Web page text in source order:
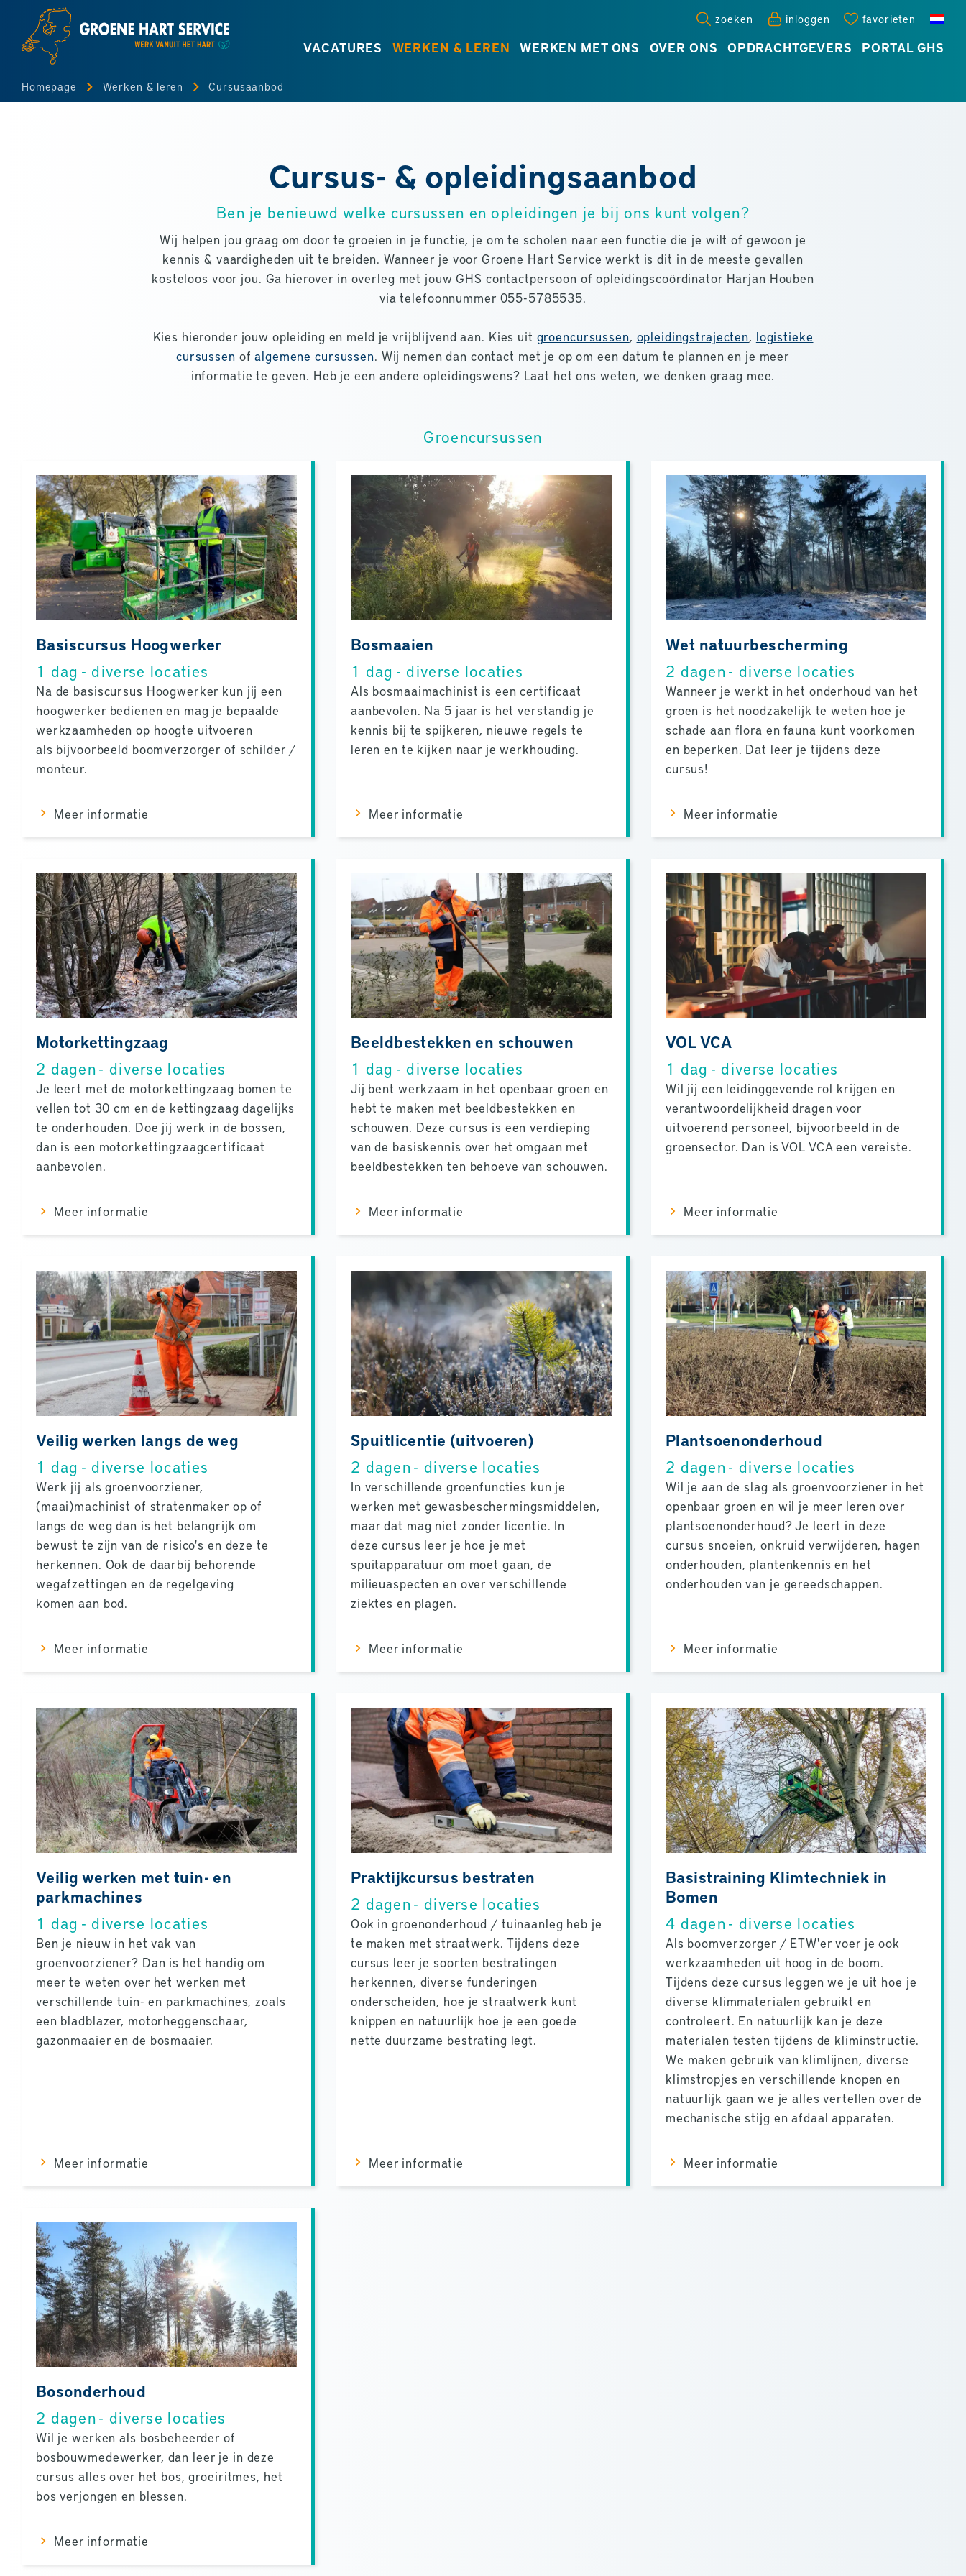
zoeken inloggen favorieten
VACATURES WERKEN & LEREN WERKEN MET ONS OVER ONS OPDRACHTGEVERS PORTAL GHS
Homepage Werken & leren Cursusaanbod
Cursus- & opleidingsaanbod
Ben je benieuwd welke cursussen en opleidingen je bij ons kunt volgen?
Wij helpen jou graag om door te groeien in je functie, je om te scholen naar een functie die je wilt of gewoon je
kennis & vaardigheden uit te breiden. Wanneer je voor Groene Hart Service werkt is dit in de meeste gevallen
kosteloos voor jou. Ga hierover in overleg met jouw GHS contactpersoon of opleidingscoördinator Harjan Houben
via telefoonnummer 055-5785535.
Kies hieronder jouw opleiding en meld je vrijblijvend aan. Kies uit groencursussen, opleidingstrajecten, logistieke
cursussen ofalgemene cursussen. Wij nemen dan contact met je op om een datum te plannen en je meer
informatie te geven. Heb je een andere opleidingswens? Laat het ons weten, we denken graag mee.
Groencursussen
Basiscursus Hoogwerker
1 dag - diverse locaties
Na de basiscursus Hoogwerker kun jij een
hoogwerker bedienen en mag je bepaalde
werkzaamheden op hoogte uitvoeren
als bijvoorbeeld boomverzorger of schilder /
monteur.
Meer informatie
Bosmaaien
1 dag - diverse locaties
Als bosmaaimachinist is een certificaat
aanbevolen. Na 5 jaar is het verstandig je
kennis bij te spijkeren, nieuwe regels te
leren en te kijken naar je werkhouding.
Meer informatie
Wet natuurbescherming
2 dagen - diverse locaties
Wanneer je werkt in het onderhoud van het
groen is het noodzakelijk te weten hoe je
schade aan flora en fauna kunt voorkomen
en beperken. Dat leer je tijdens deze
cursus!
Meer informatie
Motorkettingzaag
2 dagen - diverse locaties
Je leert met de motorkettingzaag bomen te
vellen tot 30 cm en de kettingzaag dagelijks
te onderhouden. Doe jij werk in de bossen,
dan is een motorkettingzaagcertificaat
aanbevolen.
Meer informatie
Beeldbestekken en schouwen
1 dag - diverse locaties
Jij bent werkzaam in het openbaar groen en
hebt te maken met beeldbestekken en
schouwen. Deze cursus is een verdieping
van de basiskennis over het omgaan met
beeldbestekken ten behoeve van schouwen.
Meer informatie
VOL VCA
1 dag - diverse locaties
Wil jij een leidinggevende rol krijgen en
verantwoordelijkheid dragen voor
uitvoerend personeel, bijvoorbeeld in de
groensector. Dan is VOL VCA een vereiste.
Meer informatie
Veilig werken langs de weg
1 dag - diverse locaties
Werk jij als groenvoorziener,
(maai)machinist of stratenmaker op of
langs de weg dan is het belangrijk om
bewust te zijn van de risico's en deze te
herkennen. Ook de daarbij behorende
wegafzettingen en de regelgeving
komen aan bod.
Meer informatie
Spuitlicentie (uitvoeren)
2 dagen - diverse locaties
In verschillende groenfuncties kun je
werken met gewasbeschermingsmiddelen,
maar dat mag niet zonder licentie. In
deze cursus leer je hoe je met
spuitapparatuur om moet gaan, de
milieuaspecten en over verschillende
ziektes en plagen.
Meer informatie
Plantsoenonderhoud
2 dagen - diverse locaties
Wil je aan de slag als groenvoorziener in het
openbaar groen en wil je meer leren over
plantsoenonderhoud? Je leert in deze
cursus snoeien, onkruid verwijderen, hagen
onderhouden, plantenkennis en het
onderhouden van je gereedschappen.
Meer informatie
Veilig werken met tuin- en
parkmachines
1 dag - diverse locaties
Ben je nieuw in het vak van
groenvoorziener? Dan is het handig om
meer te weten over het werken met
verschillende tuin- en parkmachines, zoals
een bladblazer, motorheggenschaar,
gazonmaaier en de bosmaaier.
Meer informatie
Praktijkcursus bestraten
2 dagen - diverse locaties
Ook in groenonderhoud / tuinaanleg heb je
te maken met straatwerk. Tijdens deze
cursus leer je soorten bestratingen
herkennen, diverse funderingen
onderscheiden, hoe je straatwerk kunt
knippen en natuurlijk hoe je een goede
nette duurzame bestrating legt.
Meer informatie
Basistraining Klimtechniek in
Bomen
4 dagen - diverse locaties
Als boomverzorger / ETW'er voer je ook
werkzaamheden uit hoog in de boom.
Tijdens deze cursus leggen we je uit hoe je
diverse klimmaterialen gebruikt en
controleert. En natuurlijk kan je deze
materialen testen tijdens de kliminstructie.
We maken gebruik van klimlijnen, diverse
klimstropjes en verschillende knopen en
natuurlijk gaan we je alles vertellen over de
mechanische stijg en afdaal apparaten.
Meer informatie
Bosonderhoud
2 dagen - diverse locaties
Wil je werken als bosbeheerder of
bosbouwmedewerker, dan leer je in deze
cursus alles over het bos, groeiritmes, het
bos verjongen en blessen.
Meer informatie